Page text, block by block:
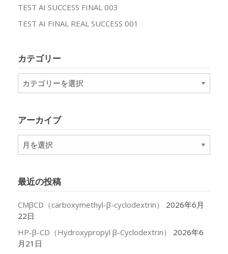
TEST AI SUCCESS FINAL 003
TEST AI FINAL REAL SUCCESS 001
カテゴリー
テ
ー
アーカイブ
ア
ー
ブ
最近の投稿
CMβCD（carboxymethyl-β-cyclodextrin）
2026年6月
22日
HP-β-CD（Hydroxypropyl β-Cyclodextrin）
2026年6
月21日